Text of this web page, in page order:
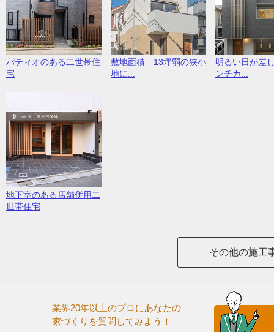
パティオのある二世帯住
宅
敷地面積 13坪弱の狭小
地に...
明るい日が差
ンチカ...
地下室のある店舗併用二
世帯住宅
その他の施工
業界20年以上のプロにあなたの
家づくりを質問してみよう！